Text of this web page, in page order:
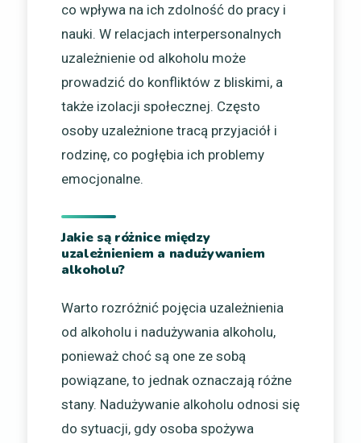
co wpływa na ich zdolność do pracy i
nauki. W relacjach interpersonalnych
uzależnienie od alkoholu może
prowadzić do konfliktów z bliskimi, a
także izolacji społecznej. Często
osoby uzależnione tracą przyjaciół i
rodzinę, co pogłębia ich problemy
emocjonalne.
Jakie są różnice między
uzależnieniem a nadużywaniem
alkoholu?
Warto rozróżnić pojęcia uzależnienia
od alkoholu i nadużywania alkoholu,
ponieważ choć są one ze sobą
powiązane, to jednak oznaczają różne
stany. Nadużywanie alkoholu odnosi się
do sytuacji, gdy osoba spożywa